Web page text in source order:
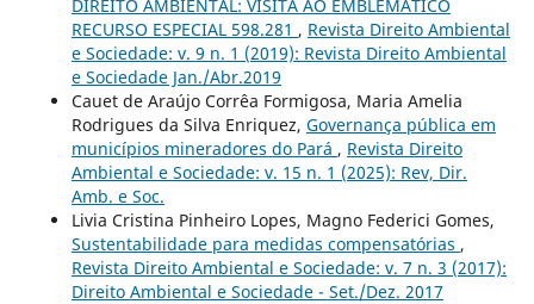
DIREITO AMBIENTAL: VISITA AO EMBLEMÁTICO
RECURSO ESPECIAL 598.281 , Revista Direito Ambiental
e Sociedade: v. 9 n. 1 (2019): Revista Direito Ambiental
e Sociedade Jan./Abr.2019
Cauet de Araújo Corrêa Formigosa, Maria Amelia
Rodrigues da Silva Enriquez, Governança pública em
municípios mineradores do Pará , Revista Direito
Ambiental e Sociedade: v. 15 n. 1 (2025): Rev, Dir.
Amb. e Soc.
Livia Cristina Pinheiro Lopes, Magno Federici Gomes,
Sustentabilidade para medidas compensatórias ,
Revista Direito Ambiental e Sociedade: v. 7 n. 3 (2017):
Direito Ambiental e Sociedade - Set./Dez. 2017